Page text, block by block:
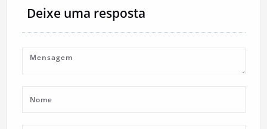
Deixe uma resposta